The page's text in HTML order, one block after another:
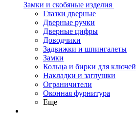
Замки и скобяные изделия
Глазки дверные
Дверные ручки
Дверные цифры
Доводчики
Задвижки и шпингалеты
Замки
Кольца и бирки для ключей
Накладки и заглушки
Ограничители
Оконная фурнитура
Еще